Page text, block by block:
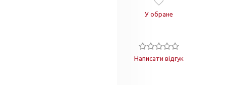
У обране
Написати відгук